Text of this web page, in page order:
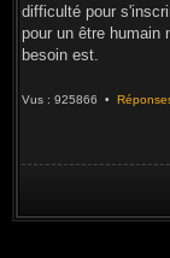
difficulté pour
pour un être humain
besoin est.
Vus : 925866 •